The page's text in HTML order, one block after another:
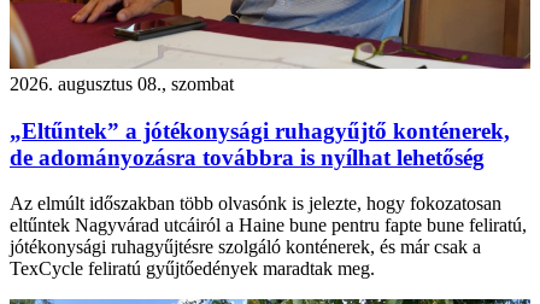
2026. augusztus 08., szombat
„Eltűntek” a jótékonysági ruhagyűjtő konténerek,
de adományozásra továbbra is nyílhat lehetőség
Az elmúlt időszakban több olvasónk is jelezte, hogy fokozatosan
eltűntek Nagyvárad utcáiról a Haine bune pentru fapte bune feliratú,
jótékonysági ruhagyűjtésre szolgáló konténerek, és már csak a
TexCycle feliratú gyűjtőedények maradtak meg.